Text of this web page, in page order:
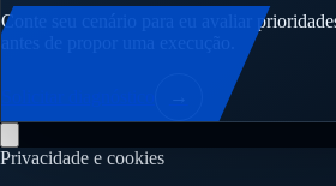
Conte seu cenário para eu avaliar
Privacidade e cookies